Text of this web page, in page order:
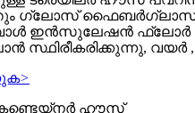
ഫൈബർഗ്ലാസ്
ഇൻസുലേഷൻ ഫ്ലോർ
സ്ഥിരീകരിക്കുന്നു, വയർ ,
>